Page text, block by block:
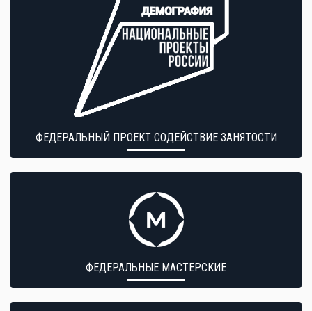
ФЕДЕРАЛЬНЫЙ ПРОЕКТ СОДЕЙСТВИЕ ЗАНЯТОСТИ
ФЕДЕРАЛЬНЫЕ МАСТЕРСКИЕ